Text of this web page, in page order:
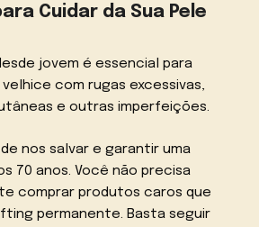
Cuidar da Sua Pele
jovem é essencial para
com rugas excessivas,
e outras imperfeições.
nos salvar e garantir uma
70 anos. Você não precisa
comprar produtos caros que
permanente. Basta seguir